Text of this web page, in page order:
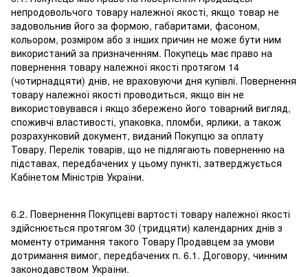
непродовольчого товару належної якості, якщо товар не
задовольнив його за формою, габаритами, фасоном,
кольором, розміром або з інших причин не може бути ним
використаний за призначенням. Покупець має право на
повернення товару належної якості протягом 14
(чотирнадцяти) днів, не враховуючи дня купівлі. Повернення
товару належної якості проводиться, якщо він не
використовувався і якщо збережено його товарний вигляд,
споживчі властивості, упаковка, пломби, ярлики, а також
розрахунковий документ, виданий Покупцю за оплату
Товару. Перелік товарів, що не підлягають поверненню на
підставах, передбачених у цьому пункті, затверджується
Кабінетом Міністрів України.
6.2. Повернення Покупцеві вартості товару належної якості
здійснюється протягом 30 (тридцяти) календарних днів з
моменту отримання такого Товару Продавцем за умови
дотримання вимог, передбачених п. 6.1. Договору, чинним
законодавством України.